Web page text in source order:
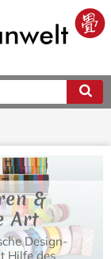
&
Art
Design-
Hilfe des